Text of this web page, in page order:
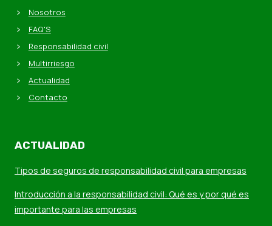
Nosotros
FAQ'S
Responsabilidad civil
Multirriesgo
Actualidad
Contacto
ACTUALIDAD
Tipos de seguros de responsabilidad civil para empresas
Introducción a la responsabilidad civil: Qué es y por qué es
importante para las empresas